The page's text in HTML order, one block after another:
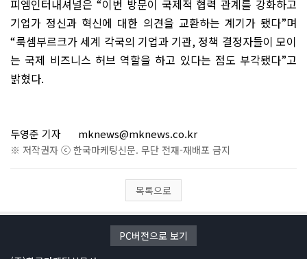
피엠인터내셔널은 “이번 방문이 국제적 협력 관계를 강화하고
기업가 정신과 혁신에 대한 의견을 교환하는 계기가 됐다”며
“룩셈부르크가 세계 각국의 기업과 기관, 정책 결정자들이 모이
는 국제 비즈니스 허브 역할을 하고 있다는 점도 부각됐다”고
밝혔다.
두영준 기자 mknews@mknews.co.kr
※ 저작권자 ⓒ 한국마케팅신문. 무단 전재-재배포 금지
목록으로
PC버전으로 보기